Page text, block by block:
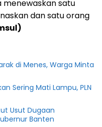
menewaskan satu
dan satu orang
di Menes, Warga Minta
Sering Mati Lampu, PLN
Usut Dugaan
Banten